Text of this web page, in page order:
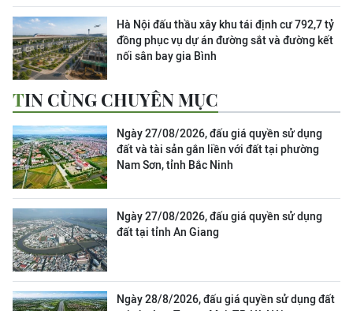
Hà Nội đấu thầu xây khu tái định cư 792,7 tỷ
đồng phục vụ dự án đường sắt và đường kết
nối sân bay gia Bình
TIN CÙNG CHUYÊN MỤC
Ngày 27/08/2026, đấu giá quyền sử dụng
đất và tài sản gắn liền với đất tại phường
Nam Sơn, tỉnh Bắc Ninh
Ngày 27/08/2026, đấu giá quyền sử dụng
đất tại tỉnh An Giang
Ngày 28/8/2026, đấu giá quyền sử dụng đất